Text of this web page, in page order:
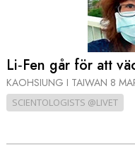
Li‑Fen går för att
KAOHSIUNG I TAIWAN 8
SCIENTOLOGISTS @LIVET